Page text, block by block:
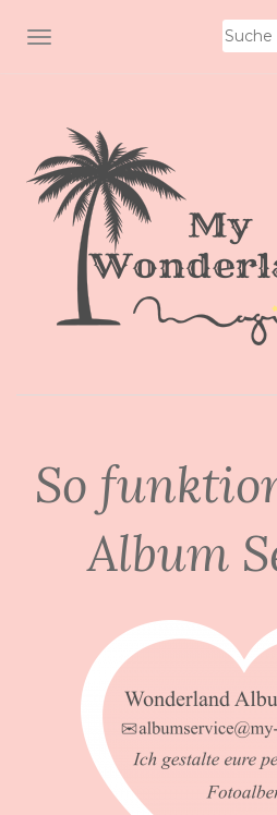
SCHALTE NAVIGATION
So
Album